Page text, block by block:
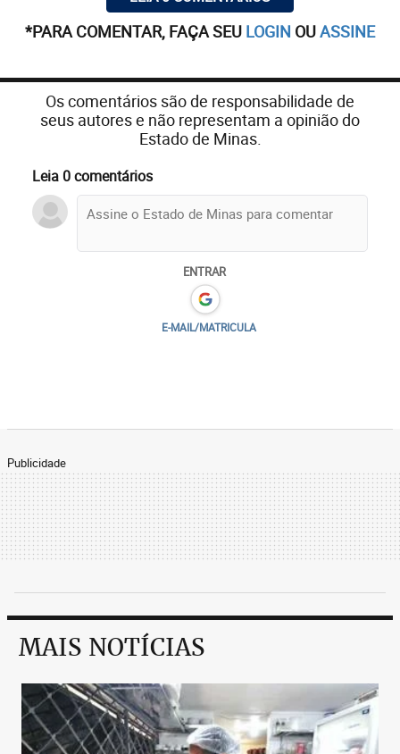
*PARA COMENTAR, FAÇA SEU LOGIN OUASSINE
Os comentários são de responsabilidade de
seus autores e não representam a opinião do
Estado de Minas.
Leia 0 comentários
ENTRAR
E-MAIL/MATRICULA
Publicidade
MAIS NOTÍCIAS